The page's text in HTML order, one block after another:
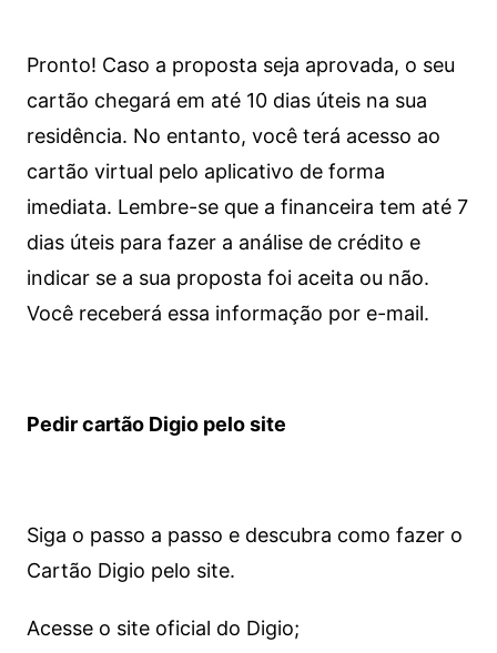
Pronto! Caso a proposta seja aprovada, o seu
cartão chegará em até 10 dias úteis na sua
residência. No entanto, você terá acesso ao
cartão virtual pelo aplicativo de forma
imediata. Lembre-se que a financeira tem até 7
dias úteis para fazer a análise de crédito e
indicar se a sua proposta foi aceita ou não.
Você receberá essa informação por e-mail.
Pedir cartão Digio pelo site
Siga o passo a passo e descubra como fazer o
Cartão Digio pelo site.
Acesse o site oficial do Digio;